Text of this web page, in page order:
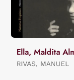
Ella, Maldita
RIVAS, MANUEL